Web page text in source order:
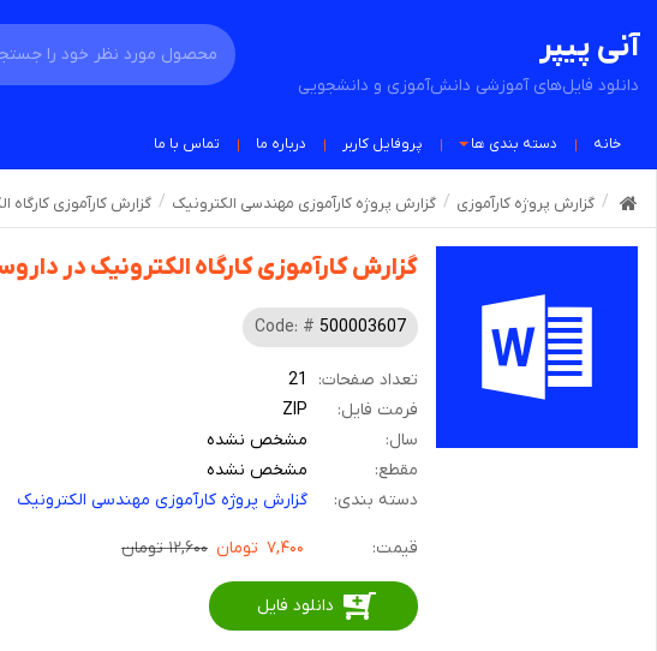
آنی پیپر
دانلود فایل‌های آموزشی دانش‌آموزی و دانشجویی
خانه دسته بندی ها پروفایل کاربر درباره ما تماس با ما
گزارش پروژه کارآموزی گزارش پروژه کارآموزی مهندسی الکترونیک گزارش کارآموزی کارگاه
گزارش کارآموزی کارگاه الکترونیک در
Code: # 500003607
تعداد صفحات:
21
فرمت فایل:
ZIP
سال:
مشخص نشده
مقطع:
مشخص نشده
دسته بندی:
گزارش پروژه کارآموزی مهندسی الکترونیک
قیمت: ۷,۴۰۰ تومان ۱۲,۶۰۰ تومان
دانلود فایل